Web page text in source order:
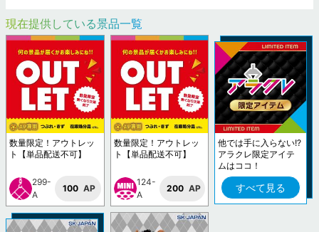
現在提供している景品一覧
数量限定！アウトレッ
ト【単品配送不可】
299-
A
100 AP
数量限定！アウトレッ
ト【単品配送不可】
124-
A
200 AP
他では手に入らない!?
アラクレ限定アイテ
ムはココ！
すべて見る